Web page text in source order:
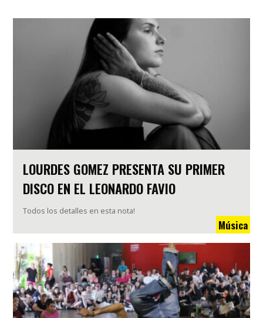
LOURDES GOMEZ PRESENTA SU PRIMER
DISCO EN EL LEONARDO FAVIO
Todos los detalles en esta nota!
Música